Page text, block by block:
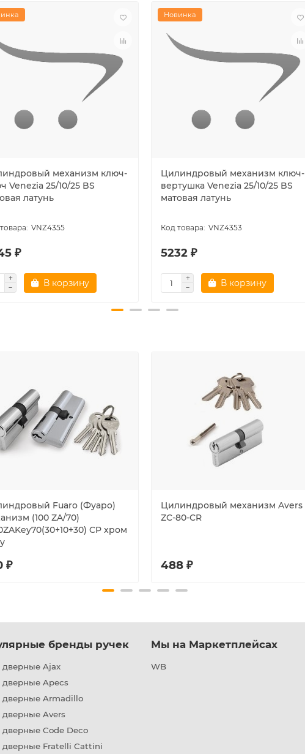
механизм ключ-
Venezia 25/10/25 BS
латунь
VNZ4355
₽
В корзину
Новинка
Цилиндровый механизм ключ-
вертушка Venezia 25/10/25 BS
матовая латунь
VNZ4353
5232 ₽
В корзину
Fuaro (Фуаро)
(100 ZA/70)
CP хром
₽
Цилиндровый механизм Avers
ZC-80-CR
488 ₽
бренды ручек
дверные Ajax
дверные Apecs
дверные Armadillo
дверные Avers
дверные Code Deco
дверные Fratelli Cattini
Мы на Маркетплейсах
WB